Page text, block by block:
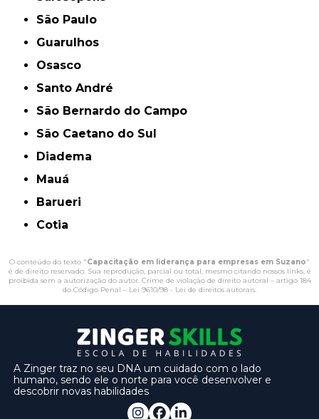
São Paulo
Guarulhos
Osasco
Santo André
São Bernardo do Campo
São Caetano do Sul
Diadema
Mauá
Barueri
Cotia
O conteúdo do texto "Capacitação em liderança para empresas em Suzano"
é de direito reservado. Sua reprodução, parcial ou total, mesmo citando nossos links, é
proibida sem a autorização do autor. Crime de violação de direito autoral – artigo 184
do Código Penal – Lei 9610/98 - Lei de direitos autorais.
A Zinger traz no seu DNA um cuidado com o lado
humano, sendo ele o norte para você desenvolver e
descobrir novas habilidades